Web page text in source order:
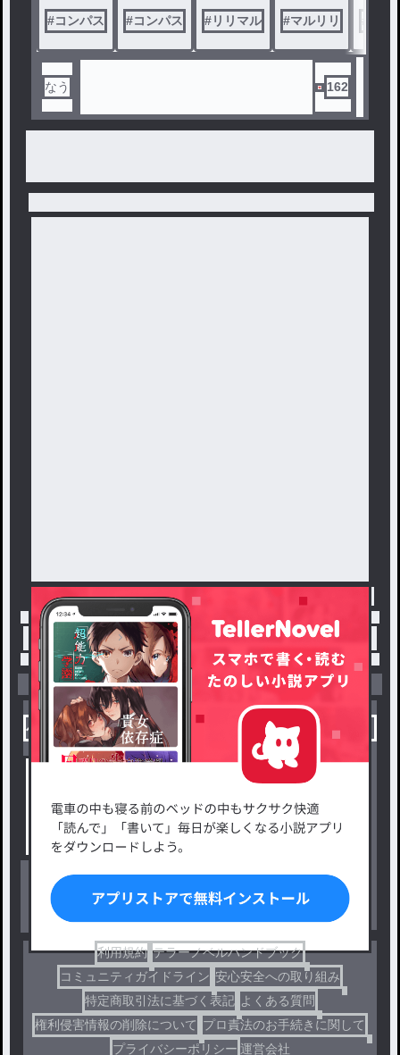
#コンパス #コンパス #リリマル #マルリリ
なう 162
トップ 「#リリマル」の人気小説・夢小説一覧
小説を探す
小説コンテスト応募・公募
出版・メディアミックス作品
ジャンルから探す
恋愛・ロマンス
ファンタジー・異世界・SF
ドラマ
利用規約 テラーノベルハンドブック
コミュニティガイドライン 安心安全への取り組み
特定商取引法に基づく表記 よくある質問
権利侵害情報の削除について プロ責法のお手続きに関して
プライバシーポリシー 運営会社